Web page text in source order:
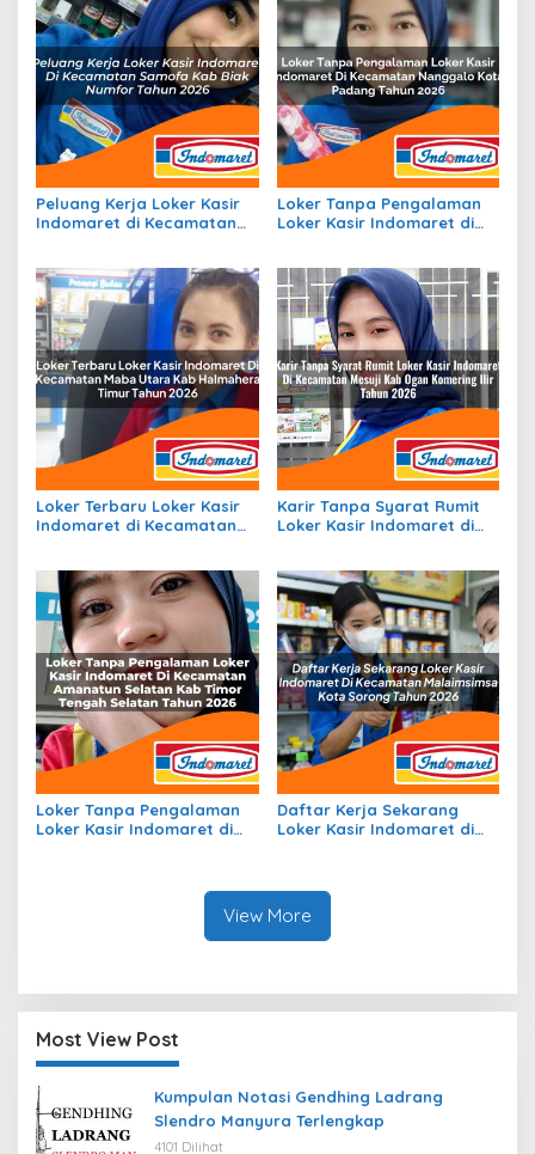
Peluang Kerja Loker Kasir
Indomaret di Kecamatan
Loker Tanpa Pengalaman
Loker Kasir Indomaret di
Loker Terbaru Loker Kasir
Indomaret di Kecamatan
2026
Karir Tanpa Syarat Rumit
Loker Kasir Indomaret di
2026
Loker Tanpa Pengalaman
Loker Kasir Indomaret di
Daftar Kerja Sekarang
Loker Kasir Indomaret di
View More
Most View Post
Kumpulan Notasi Gendhing Ladrang
Slendro Manyura Terlengkap
4101 Dilihat